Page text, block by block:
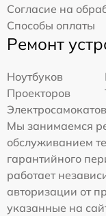
Согласие на
Способы оплаты
Ремонт
Ноутбуков
Проекторов
Электросамокатов
Мы занимаемся
обслуживанием
гарантийного
работает
авторизации от
указанные на